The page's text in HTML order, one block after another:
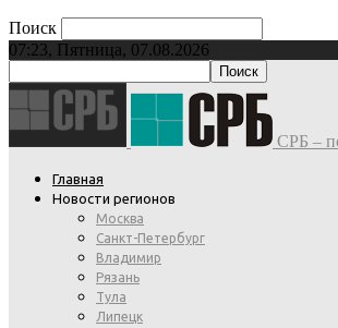
Поиск
07:23, Пятница, 07.08.2026
СРБ –
Главная
Новости регионов
Москва
Санкт-Петербург
Владимир
Рязань
Тула
Липецк